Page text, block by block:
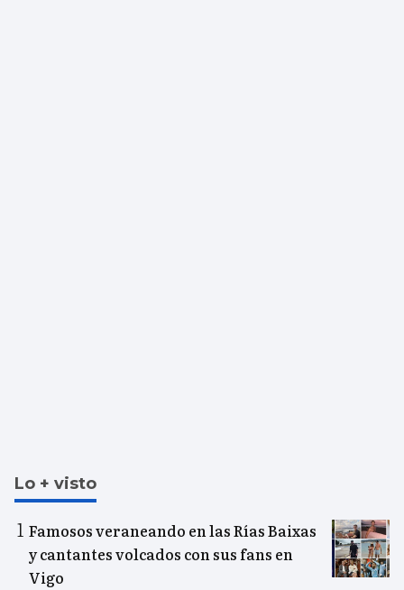
Lo + visto
Famosos veraneando en las Rías Baixas
y cantantes volcados con sus fans en
Vigo